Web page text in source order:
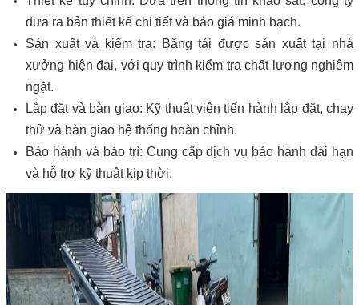
đưa ra bản thiết kế chi tiết và báo giá minh bạch.
Sản xuất và kiểm tra: Băng tải được sản xuất tại nhà
xưởng hiện đại, với quy trình kiểm tra chất lượng nghiêm
ngặt.
Lắp đặt và bàn giao: Kỹ thuật viên tiến hành lắp đặt, chạy
thử và bàn giao hệ thống hoàn chỉnh.
Bảo hành và bảo trì: Cung cấp dịch vụ bảo hành dài hạn
và hỗ trợ kỹ thuật kịp thời.